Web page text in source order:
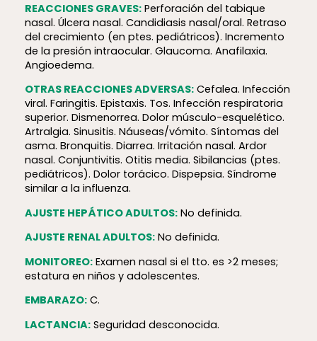
REACCIONES GRAVES:Perforación del tabique
nasal. Úlcera nasal. Candidiasis nasal/oral. Retraso
del crecimiento (en ptes. pediátricos). Incremento
de la presión intraocular. Glaucoma. Anafilaxia.
Angioedema.
OTRAS REACCIONES ADVERSAS:Cefalea. Infección
viral. Faringitis. Epistaxis. Tos. Infección respiratoria
superior. Dismenorrea. Dolor músculo-esquelético.
Artralgia. Sinusitis. Náuseas/vómito. Síntomas del
asma. Bronquitis. Diarrea. Irritación nasal. Ardor
nasal. Conjuntivitis. Otitis media. Sibilancias (ptes.
pediátricos). Dolor torácico. Dispepsia. Síndrome
similar a la influenza.
AJUSTE HEPÁTICO ADULTOS:No definida.
AJUSTE RENAL ADULTOS:No definida.
MONITOREO:Examen nasal si el tto. es >2 meses;
estatura en niños y adolescentes.
EMBARAZO:C.
LACTANCIA:Seguridad desconocida.